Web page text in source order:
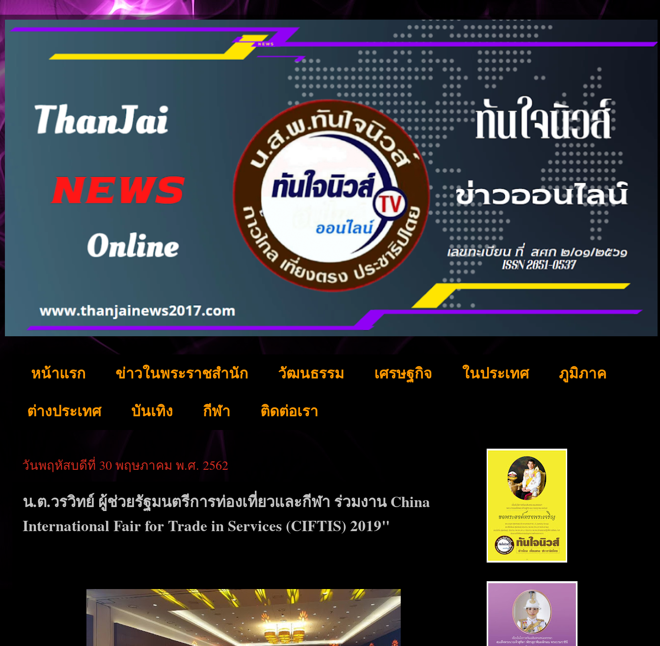
หน้าแรก ข่าวในพระราชสำนัก วัฒนธรรม เศรษฐกิจ ในประเทศ ภูมิภาค
ต่างประเทศ บันเทิง กีฬา ติดต่อเรา
วันพฤหัสบดีที่ 30 พฤษภาคม พ.ศ. 2562
น.ต.วรวิทย์ ผู้ช่วยรัฐมนตรีการท่องเที่ยวและกีฬา ร่วมงาน China
International Fair for Trade in Services (CIFTIS) 2019"